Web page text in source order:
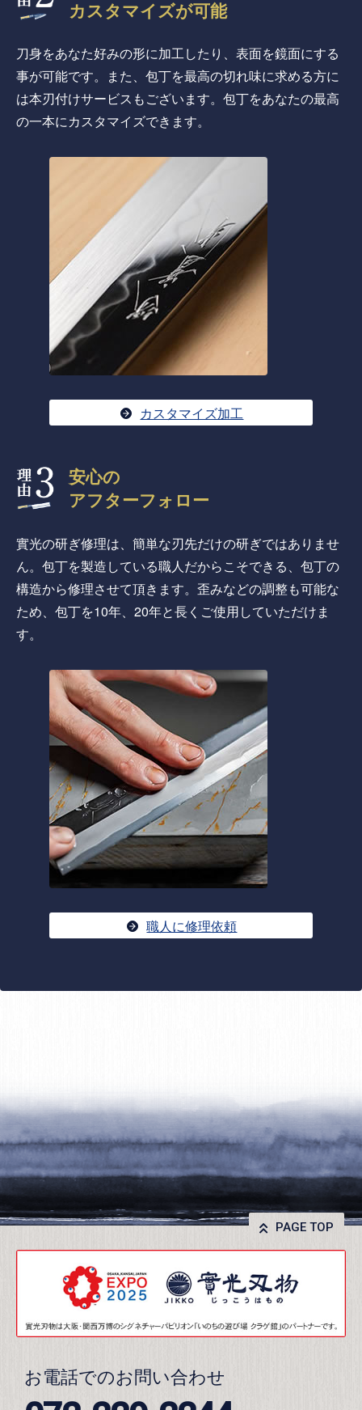
カスタマイズが可能
刀身をあなた好みの形に加工したり、表面を鏡面にする
事が可能です。また、包丁を最高の切れ味に求める方に
は本刃付けサービスもございます。包丁をあなたの最高
の一本にカスタマイズできます。
カスタマイズ加工
安心の
アフターフォロー
實光の研ぎ修理は、簡単な刃先だけの研ぎではありませ
ん。包丁を製造している職人だからこそできる、包丁の
構造から修理させて頂きます。歪みなどの調整も可能な
ため、包丁を10年、20年と長くご使用していただけま
す。
職人に修理依頼
PAGE TOP
お電話でのお問い合わせ